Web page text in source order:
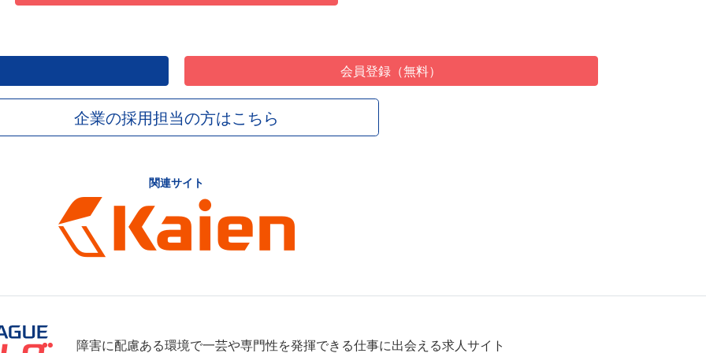
会員登録（無料）
企業の採用担当の方はこちら
関連サイト
障害に配慮ある環境で一芸や専門性を発揮できる仕事に出会える求人サイト